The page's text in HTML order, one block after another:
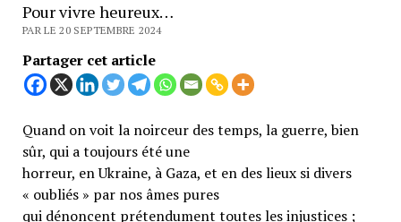
Pour vivre heureux…
PAR LE 20 SEPTEMBRE 2024
Partager cet article
Quand on voit la noirceur des temps, la guerre, bien
sûr, qui a toujours été une
horreur, en Ukraine, à Gaza, et en des lieux si divers
« oubliés » par nos âmes pures
qui dénoncent prétendument toutes les injustices ;